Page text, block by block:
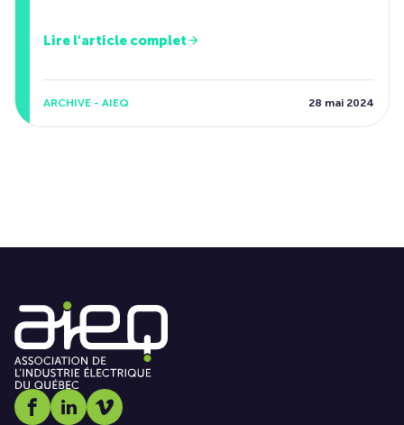
Lire l'article complet
ARCHIVE - AIEQ 28 mai 2024
Social media link icon-facebook
Social media link icon-linkedin
Social media link icon-vimeo